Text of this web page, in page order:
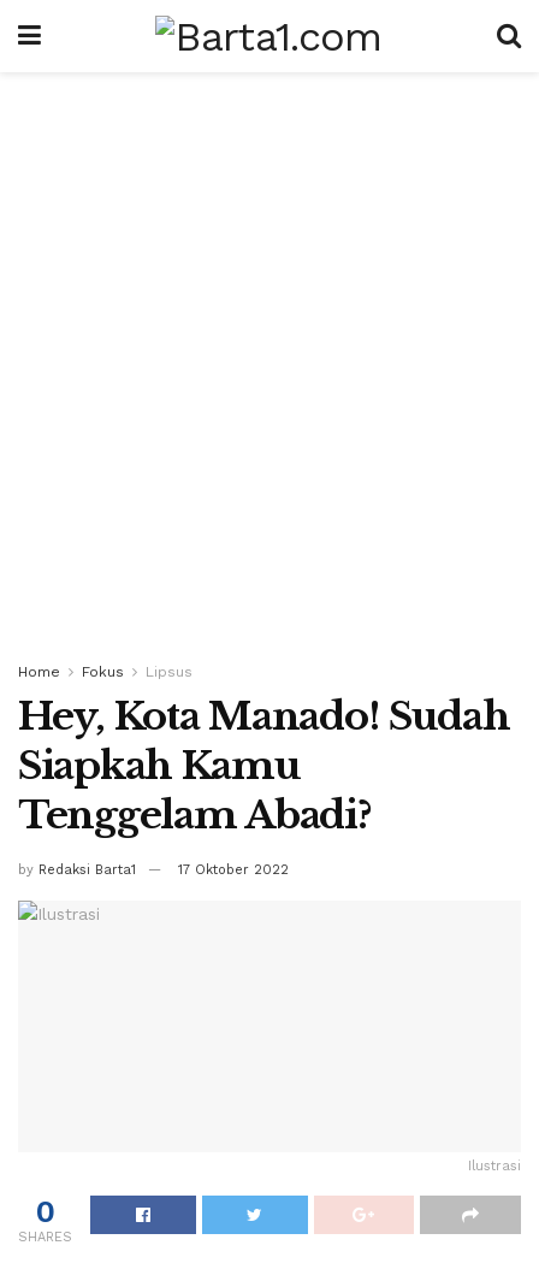
Home Fokus Lipsus
Hey, Kota Manado! Sudah
Siapkah Kamu
Tenggelam Abadi?
by Redaksi Barta1 17 Oktober 2022
Ilustrasi
0
SHARES